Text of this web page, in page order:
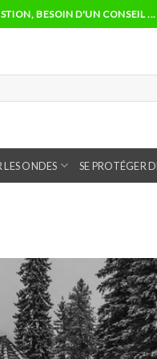
BESOIN D'UN CONSEIL ...
LES ONDES SE PROTÉGER